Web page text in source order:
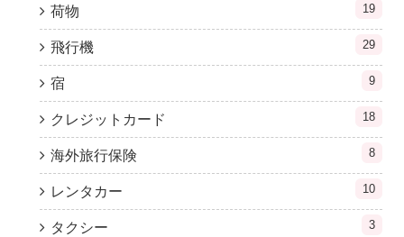
荷物 19
飛行機 29
宿 9
クレジットカード 18
海外旅行保険 8
レンタカー 10
タクシー 3